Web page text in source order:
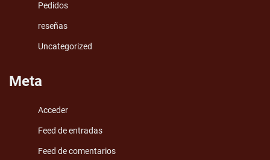
Pedidos
reseñas
Uncategorized
Meta
Acceder
Feed de entradas
Feed de comentarios